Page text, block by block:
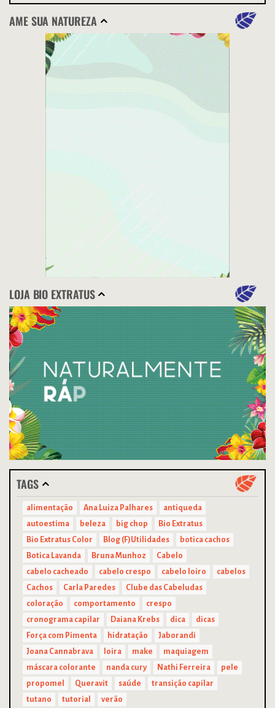
AME SUA NATUREZA
LOJA BIO EXTRATUS
TAGS
alimentação Ana Luiza Palhares
antiqueda
autoestima
beleza big chop
Bio Extratus
Bio Extratus Color
Blog (F)Utilidades
botica cachos
Botica Lavanda
Bruna Munhoz
Cabelo
cabelo cacheado
cabelo crespo cabelo loiro
cabelos
Cachos
Carla Paredes
Clube das Cabeludas
coloração
comportamento
crespo
cronograma capilar
Daiana Krebs dica
dicas
Força com Pimenta
hidratação
Jaborandi
Joana Cannabrava
loira make
maquiagem
máscara colorante
nanda cury Nathi Ferreira
pele
propomel
Queravit saúde
transição capilar
tutano
tutorial verão